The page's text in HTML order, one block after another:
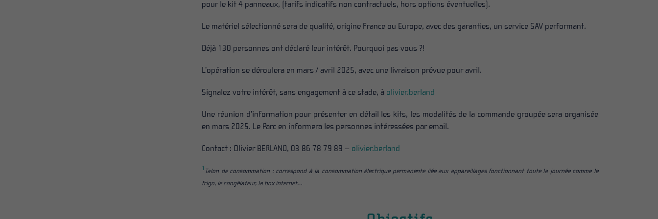
pour le kit 4 panneaux, (tarifs indicatifs non contractuels, hors options éventuelles).
Le matériel sélectionné sera de qualité, origine France ou Europe, avec des garanties, un service SAV performant.
Déjà 130 personnes ont déclaré leur intérêt. Pourquoi pas vous ?!
L’opération se déroulera en mars / avril 2025, avec une livraison prévue pour avril.
Signalez votre intérêt, sans engagement à ce stade, à olivier.berland
Une réunion d’information pour présenter en détail les kits, les modalités de la commande groupée sera organisée
en mars 2025. Le Parc en informera les personnes intéressées par email.
Contact : Olivier BERLAND, 03 86 78 79 89 – olivier.berland
1 Talon de consommation : correspond à la consommation électrique permanente liée aux appareillages fonctionnant toute la journée comme le
frigo, le congélateur, la box internet…